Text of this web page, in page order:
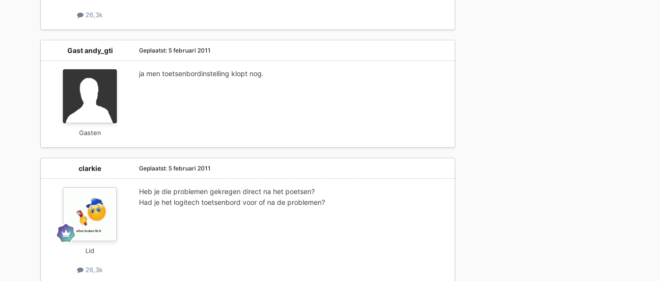
26,3k
Gast andy_gti
Gasten
Geplaatst: 5 februari 2011
ja men toetsenbordinstelling klopt nog.
clarkie
Lid
26,3k
Geplaatst: 5 februari 2011
Heb je die problemen gekregen direct na het poetsen?
Had je het logitech toetsenbord voor of na de problemen?